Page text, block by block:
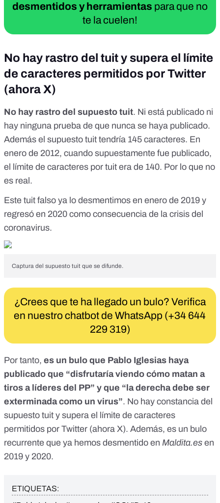
desmentidos y herramientas para que no
te la cuelen!
No hay rastro del tuit y supera el límite
de caracteres permitidos por Twitter
(ahora X)
No hay rastro del supuesto tuit. Ni está publicado ni
hay ninguna prueba de que nunca se haya publicado.
Además el supuesto tuit tendría 145 caracteres. En
enero de 2012, cuando supuestamente fue publicado,
el límite de caracteres por tuit era de 140. Por lo que no
es real.
Este tuit falso ya lo desmentimos en enero de 2019 y
regresó en 2020 como consecuencia de la crisis del
coronavirus.
Captura del supuesto tuit que se difunde.
¿Crees que te ha llegado un bulo? Verifica
en nuestro chatbot de WhatsApp (+34 644
229 319)
Por tanto, es un bulo que Pablo Iglesias haya
publicado que “disfrutaría viendo cómo matan a
tiros a líderes del PP” y que “la derecha debe ser
exterminada como un virus”. No hay constancia del
supuesto tuit y supera el límite de caracteres
permitidos por Twitter (ahora X). Además, es un bulo
recurrente que ya hemos desmentido en Maldita.es en
2019 y 2020.
ETIQUETAS: